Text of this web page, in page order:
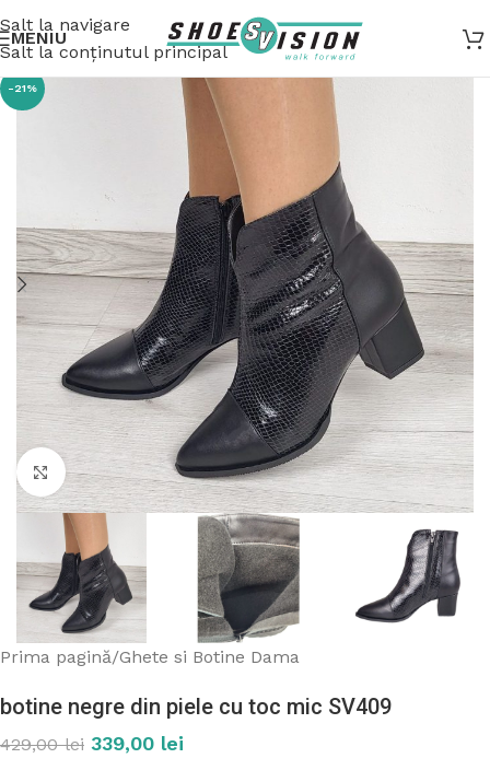
Salt la navigare
Salt la conținutul principal
MENIU
-21%
Fă clic pentru a mări
Prima pagină/Ghete si Botine Dama
botine negre din piele cu toc mic SV409
429,00lei 339,00 lei